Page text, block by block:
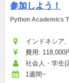
参加しよう！
Python Academics
インドネシア,
費用: 118,000
社会人・学生(
1週間~